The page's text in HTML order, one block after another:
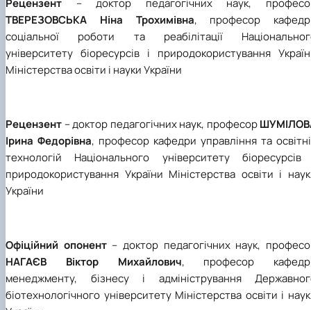
Рецензент – доктор педагогічних наук,
ТВЕРЕЗОВСЬКА Ніна Трохимівна, професор
соціальної роботи та реабілітації
університету біоресурсів і природокористування
Міністерства освіти і науки України
Рецензент – доктор педагогічних наук, професор
Ірина Федорівна, професор кафедри управління та
технологій Національного університету біоресурсів
природокористування України Міністерства освіти і
України
Офіційний опонент– доктор педагогічних наук,
НАГАЄВ Віктор Михайлович, професор
менеджменту, бізнесу і адміністрування
біотехнологічного університету Міністерства освіти і